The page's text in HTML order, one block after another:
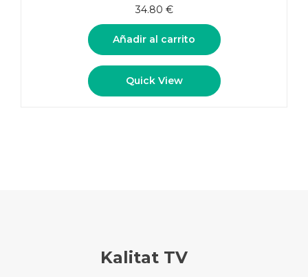
5.00de 5
34.80 €
Añadir al carrito
Quick View
Kalitat TV